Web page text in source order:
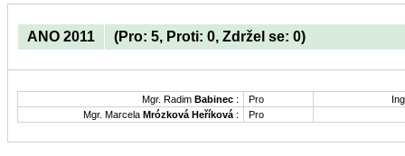
ANO 2011 (Pro: 5, Proti: 0, Zdržel se: 0)
Mgr. Radim Babinec : Pro
Mgr. Marcela Mrózková Heříková : Pro